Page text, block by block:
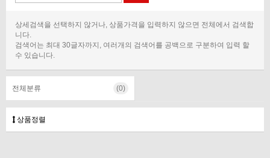
상세검색을 선택하지 않거나, 상품가격을 입력하지 않으면 전체에서 검색합
니다.
검색어는 최대 30글자까지, 여러개의 검색어를 공백으로 구분하여 입력 할
수 있습니다.
전체분류 (0)
상품정렬